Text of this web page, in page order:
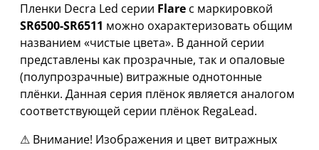
Пленки Decra Led серии Flare с маркировкой
SR6500-SR6511 можно охарактеризовать общим
названием «чистые цвета». В данной серии
представлены как прозрачные, так и опаловые
(полупрозрачные) витражные однотонные
плёнки. Данная серия плёнок является аналогом
соответствующей серии плёнок RegaLead.
⚠ Внимание! Изображения и цвет витражных